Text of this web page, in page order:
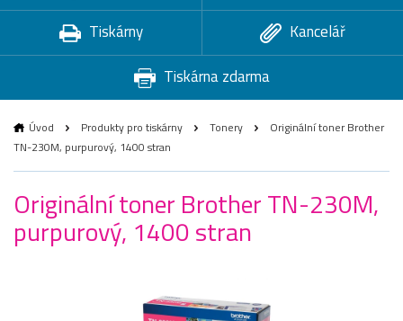
Tiskárny
Kancelář
Tiskárna zdarma
Úvod Produkty pro tiskárny Tonery
Originální toner Brother
TN-230M, purpurový, 1400 stran
Originální toner Brother TN-230M,
purpurový, 1400 stran